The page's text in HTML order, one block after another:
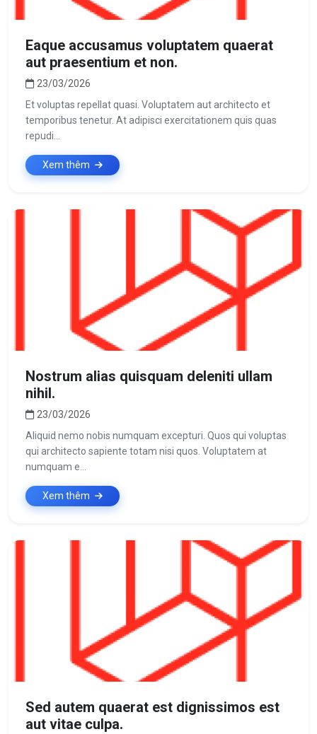
Eaque accusamus voluptatem quaerat
aut praesentium et non.
23/03/2026
Et voluptas repellat quasi. Voluptatem aut architecto et
temporibus tenetur. At adipisci exercitationem quis quas
repudi...
Xem thêm
Nostrum alias quisquam deleniti ullam
nihil.
23/03/2026
Aliquid nemo nobis numquam excepturi. Quos qui voluptas
qui architecto sapiente totam nisi quos. Voluptatem at
numquam e...
Xem thêm
Sed autem quaerat est dignissimos est
aut vitae culpa.